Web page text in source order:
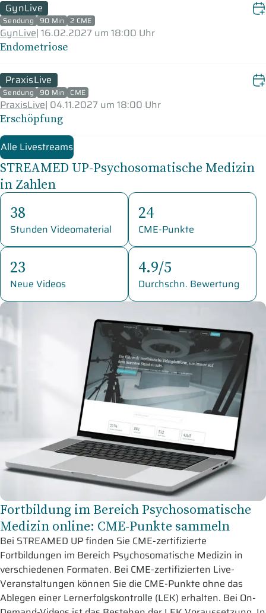
GynLive
Sendung 90 Min 2 CME
GynLive| 16.02.2027 um 18:00 Uhr
Endometriose
PraxisLive
Sendung 90 Min CME
PraxisLive| 04.11.2027 um 18:00 Uhr
Erschöpfung
Alle Livestreams
STREAMED UP-Psychosomatische Medizin
in Zahlen
38
Stunden Videomaterial
24
CME-Punkte
23
Neue Videos
4.9/5
Durchschn. Bewertung
Fortbildung im Bereich Psychosomatische
Medizin online: CME-Punkte sammeln
Bei STREAMED UP finden Sie CME-zertifizierte
Fortbildungen im Bereich Psychosomatische Medizin in
verschiedenen Formaten. Bei CME-zertifizierten Live-
Veranstaltungen können Sie die CME-Punkte ohne das
Ablegen einer Lernerfolgskontrolle (LEK) erhalten. Bei On-